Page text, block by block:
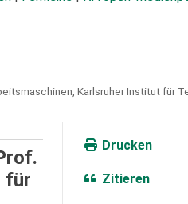
Karlsruher Institut für
für
Drucken
Zitieren